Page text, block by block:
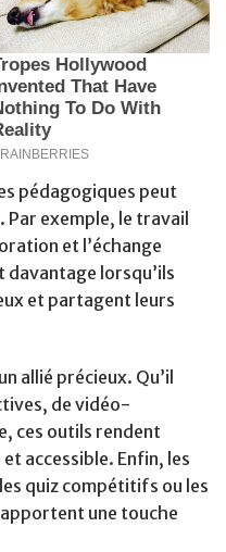
pédagogiques peut
exemple, le travail
et l’échange
davantage lorsqu’ils
et partagent leurs
allié précieux. Qu’il
de vidéo-
ces outils rendent
accessible. Enfin, les
quiz compétitifs ou les
une touche